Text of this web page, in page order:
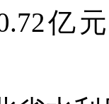
亿